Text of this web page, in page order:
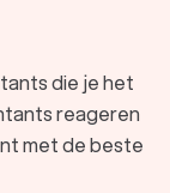
een aantal
gegevens
die je het
reageren
met de beste